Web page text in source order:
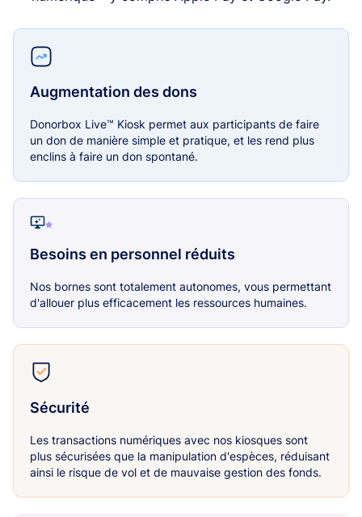
Augmentation des dons
Donorbox Live™ Kiosk permet aux participants de faire
un don de manière simple et pratique, et les rend plus
enclins à faire un don spontané.
Besoins en personnel réduits
Nos bornes sont totalement autonomes, vous permettant
d'allouer plus efficacement les ressources humaines.
Sécurité
Les transactions numériques avec nos kiosques sont
plus sécurisées que la manipulation d'espèces, réduisant
ainsi le risque de vol et de mauvaise gestion des fonds.